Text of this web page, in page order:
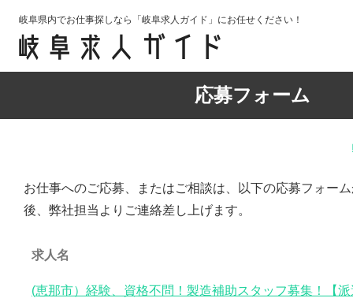
岐阜県内でお仕事探しなら「岐阜求人ガイド」にお任せください！
応募フォーム
お仕事へのご応募、またはご相談は、以下の応募フォー
後、弊社担当よりご連絡差し上げます。
求人名
(恵那市）経験、資格不問！製造補助スタッフ募集！【